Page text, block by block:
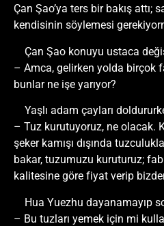
Çan Şao’ya ters bir bakış attı;
kendisinin söylemesi
Çan Şao konuyu ustaca
– Amca, gelirken yolda birçok
bunlar ne işe yarıyor?
Yaşlı adam çayları
– Tuz kurutuyoruz, ne olacak.
şeker kamışı dışında
bakar, tuzumuzu kuruturuz;
kalitesine göre fiyat verip
Hua Yuezhu dayanamayıp
– Bu tuzları yemek için mi